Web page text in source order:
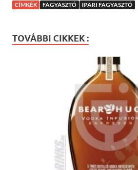
CÍMKÉK FAGYASZTÓ IPARI FAGYASZTÓ
TOVÁBBI CIKKEK :